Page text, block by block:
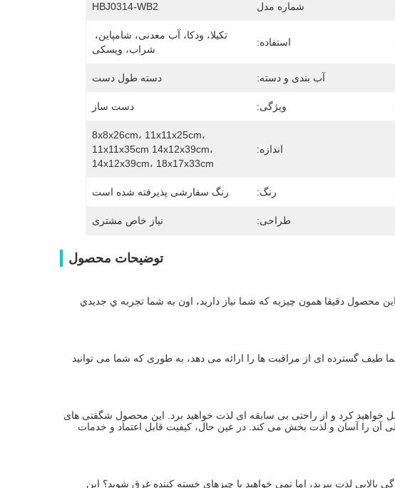
شماره مدل HBJ0314-WB2
استفاده:
شراب، ویسکی
آب بندی و دسته: دسته طول دست
ویژگی: دست ساز
اندازه:
8x8x26cm، 11x11x25cm،
11x11x35cm 14x12x39cm،
14x12x39cm، 18x17x33cm
رنگ: رنگ سفارشی پذیرفته شده است
طراحی: نیاز خاص مشتری
توضیحات محصول